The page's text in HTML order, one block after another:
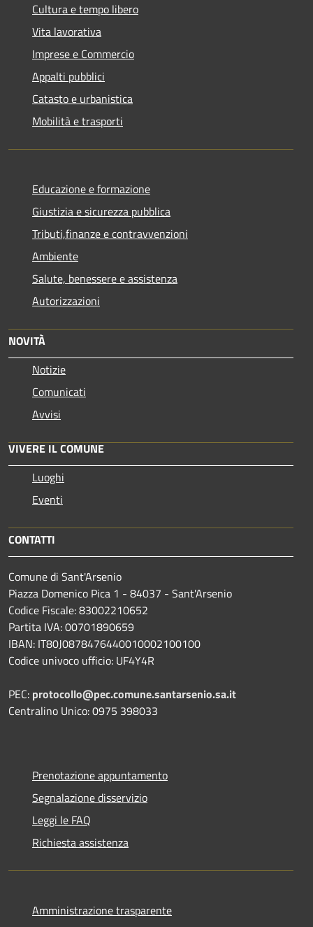
Cultura e tempo libero
Vita lavorativa
Imprese e Commercio
Appalti pubblici
Catasto e urbanistica
Mobilità e trasporti
Educazione e formazione
Giustizia e sicurezza pubblica
Tributi,finanze e contravvenzioni
Ambiente
Salute, benessere e assistenza
Autorizzazioni
NOVITÀ
Notizie
Comunicati
Avvisi
VIVERE IL COMUNE
Luoghi
Eventi
CONTATTI
Comune di Sant'Arsenio
Piazza Domenico Pica 1 - 84037 - Sant'Arsenio
Codice Fiscale: 83002210652
Partita IVA: 00701890659
IBAN: IT80J0878476440010002100100
Codice univoco ufficio: UF4Y4R
PEC: protocollo@pec.comune.santarsenio.sa.it
Centralino Unico: 0975 398033
Prenotazione appuntamento
Segnalazione disservizio
Leggi le FAQ
Richiesta assistenza
Amministrazione trasparente